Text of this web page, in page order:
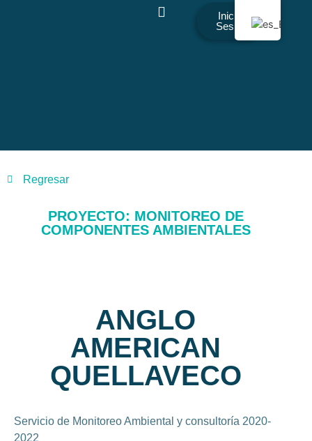
Iniciar
Sesión
Regresar
PROYECTO: MONITOREO DE
COMPONENTES AMBIENTALES
ANGLO
AMERICAN
QUELLAVECO
Servicio de Monitoreo Ambiental y consultoría 2020-
2022